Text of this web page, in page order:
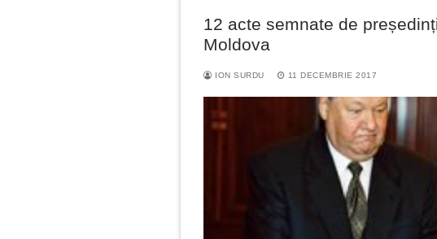
12 acte semnate de
Moldova
ION SURDU 11 DECEMBRIE 2017